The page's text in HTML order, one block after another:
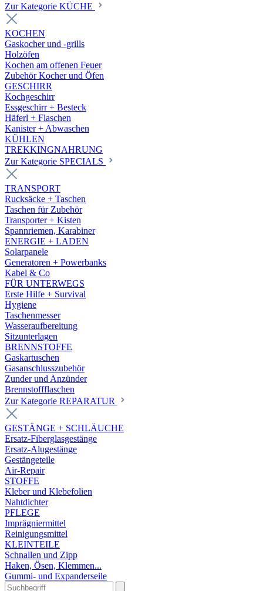
Zur Kategorie KÜCHE
KOCHEN
Gaskocher und -grills
Holzöfen
Kochen am offenen Feuer
Zubehör Kocher und Öfen
GESCHIRR
Kochgeschirr
Essgeschirr + Besteck
Häferl + Flaschen
Kanister + Abwaschen
KÜHLEN
TREKKINGNAHRUNG
Zur Kategorie SPECIALS
TRANSPORT
Rucksäcke + Taschen
Taschen für Zubehör
Transporter + Kisten
Spannriemen, Karabiner
ENERGIE + LADEN
Solarpanele
Generatoren + Powerbanks
Kabel & Co
FÜR UNTERWEGS
Erste Hilfe + Survival
Hygiene
Taschenmesser
Wasseraufbereitung
Sitzunterlagen
BRENNSTOFFE
Gaskartuschen
Gasanschlusszubehör
Zunder und Anzünder
Brennstoffflaschen
Zur Kategorie REPARATUR
GESTÄNGE + SCHLÄUCHE
Ersatz-Fiberglasgestänge
Ersatz-Alugestänge
Gestängeteile
Air-Repair
STOFFE
Kleber und Klebefolien
Nahtdichter
PFLEGE
Imprägniermittel
Reinigungsmittel
KLEINTEILE
Schnallen und Zipp
Haken, Ösen, Klemmen...
Gummi- und Expanderseile